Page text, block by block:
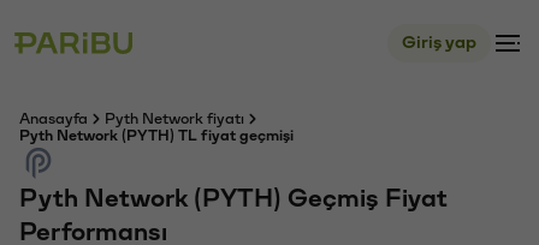
Giriş yap
Anasayfa
Pyth Network fiyatı
Pyth Network (PYTH) TL fiyat geçmişi
Pyth Network (PYTH) Geçmiş Fiyat
Performansı